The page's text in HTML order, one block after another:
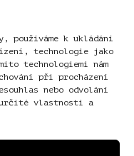
používáme k ukládání
technologie jako
technologiemi nám
při procházení
nebo odvolání
určité vlastnosti a